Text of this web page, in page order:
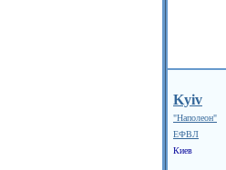
Kyiv
"Наполеон"
ЕФВЛ
Киев